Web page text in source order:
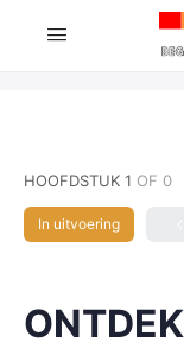
HOOFDSTUK 1 OF 0
In uitvoering